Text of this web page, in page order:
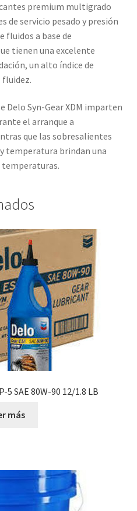
premium multigrado
de servicio pesado y presión
fluidos a base de
tienen una excelente
un alto índice de
fluidez.
Delo Syn-Gear XDM imparten
el arranque a
que las sobresalientes
temperatura brindan una
5 SAE 80W-90 12/1.8 LB
más